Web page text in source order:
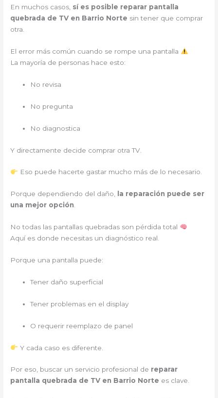
En muchos casos, sí es posible reparar pantalla
quebrada de TV en Barrio Norte sin tener que comprar
otra.
El error más común cuando se rompe una pantalla
La mayoría de personas hace esto:
No revisa
No pregunta
No diagnostica
Y directamente decide comprar otra TV.
Eso puede hacerte gastar mucho más de lo necesario.
Porque dependiendo del daño, la reparación puede ser
una mejor opción.
No todas las pantallas quebradas son pérdida total
Aquí es donde necesitas un diagnóstico real.
Porque una pantalla puede:
Tener daño superficial
Tener problemas en el display
O requerir reemplazo de panel
Y cada caso es diferente.
Por eso, buscar un servicio profesional de reparar
pantalla quebrada de TV en Barrio Norte es clave.